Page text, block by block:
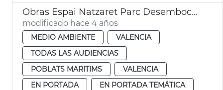
Obras Espai Natzaret Parc Desembocadura
modificado hace 4 años
MEDIO AMBIENTE
VALENCIA
TODAS LAS AUDIENCIAS
POBLATS MARITIMS
VALENCIA
EN PORTADA
EN PORTADA TEMÁTICA